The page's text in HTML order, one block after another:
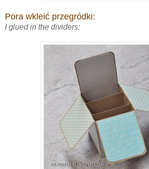
Pora wkleić przegródki:
I glued in the dividers: